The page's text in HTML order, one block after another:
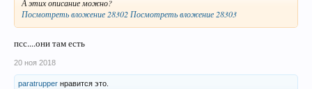
А этих описание можно?
Посмотреть вложение 28302 Посмотреть вложение 28303
псс....они там есть
20 ноя 2018
paratrupper нравится это.